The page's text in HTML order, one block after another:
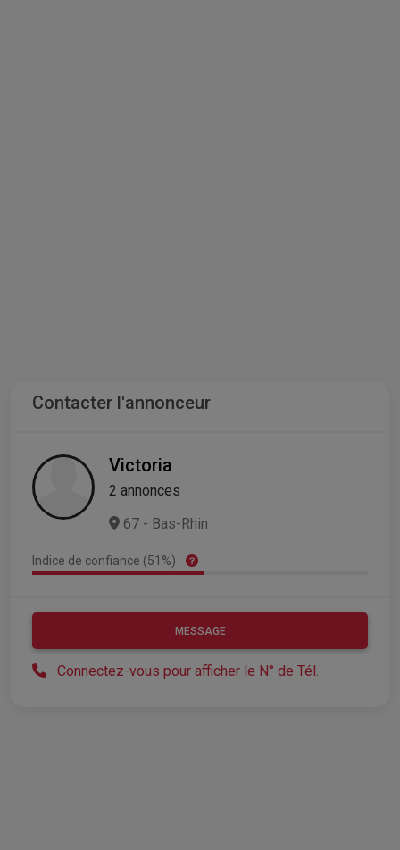
Contacter l'annonceur
Victoria
2 annonces
67 - Bas-Rhin
Indice de confiance (51%)
MESSAGE
Connectez-vous pour afficher le N° de Tél.